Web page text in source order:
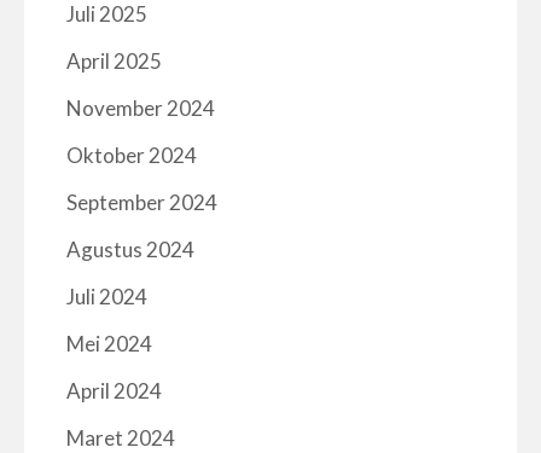
Juli 2025
April 2025
November 2024
Oktober 2024
September 2024
Agustus 2024
Juli 2024
Mei 2024
April 2024
Maret 2024